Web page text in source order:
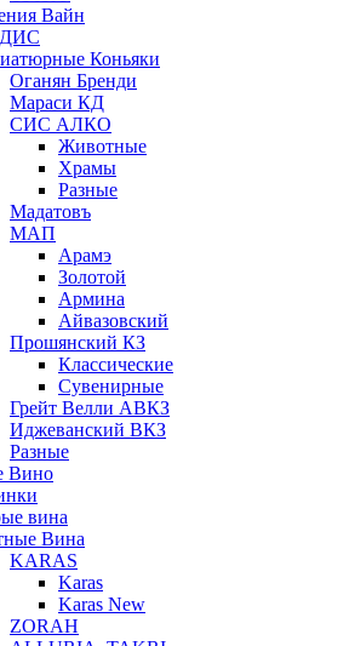
Вайн
Коньяки
Оганян Бренди
Мараси КД
СИС АЛКО
Животные
Храмы
Разные
Мадатовъ
МАП
Арамэ
Золотой
Армина
Айвазовский
Прошянский КЗ
Классические
Сувенирные
Грейт Велли АВКЗ
Иджеванский ВКЗ
Разные
Вино
вина
Вина
KARAS
Karas
Karas New
ZORAH